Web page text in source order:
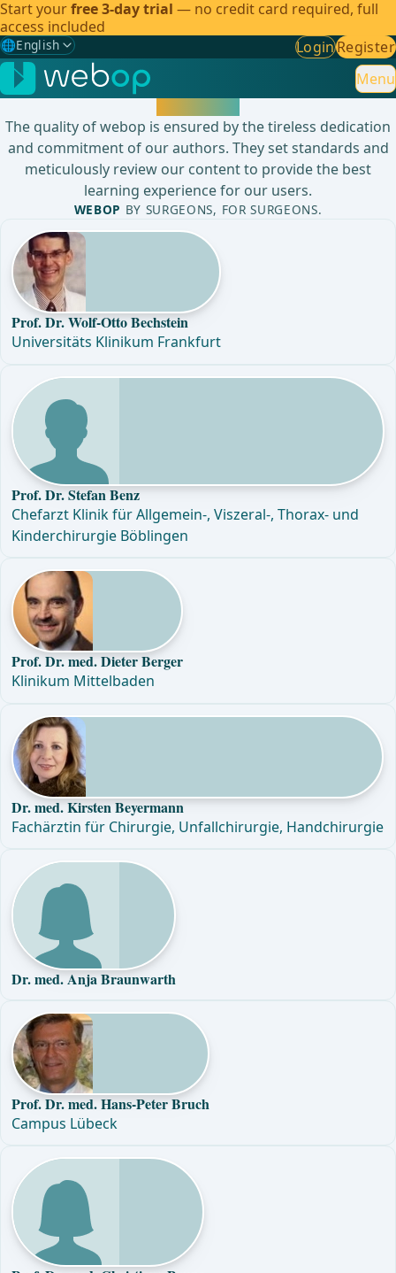
Start yourfree 3-day trial — no credit card required, full
access included
🌐English
Gewählte Sprache: English
🇩🇪 German
🇪🇸Spanish
LoginRegister
Menu
The quality of webop is ensured by the tireless dedication
and commitment of our authors. They set standards and
meticulously review our content to provide the best
learning experience for our users.
WEBOP BY SURGEONS, FOR SURGEONS.
Prof. Dr. Wolf-Otto Bechstein
Universitäts Klinikum Frankfurt
Prof. Dr. Stefan Benz
Chefarzt Klinik für Allgemein-, Viszeral-, Thorax- und
Kinderchirurgie Böblingen
Prof. Dr. med. Dieter Berger
Klinikum Mittelbaden
Dr. med. Kirsten Beyermann
Fachärztin für Chirurgie, Unfallchirurgie, Handchirurgie
Dr. med. Anja Braunwarth
Prof. Dr. med. Hans-Peter Bruch
Campus Lübeck